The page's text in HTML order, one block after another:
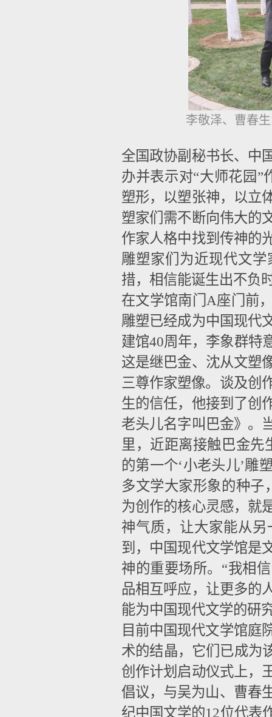
李敬泽、曹春
全国政协副秘书长、中
办并表示对“大师花园”
塑形，以塑张神，以立
塑家们需不断向伟大的
作家人格中找到传神的
雕塑家们为近现代文
措，相信能诞生出不负
在文学馆南门A座门前
雕塑已经成为中国现代
建馆40周年，李象群特
这是继巴金、沈从文塑
三尊作家塑像。谈及创
生的信任，他接到了创
老头儿名字叫巴金》。
里，近距离接触巴金先
的第一个‘小老头儿’雕
多文学大家形象的种子
为创作的核心灵感，就
神气质，让大家能从
到，中国现代文学馆是
神的重要场所。“我相
品相互呼应，让更多的
能为中国现代文学的研
目前中国现代文学馆庭
术的结晶，它们已成为
创作计划启动仪式上，
倡议，与吴为山、曹春
纪中国文学的12位代表